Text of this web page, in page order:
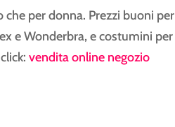
per donna. Prezzi buoni per
e Wonderbra, e costumini per
vendita online negozio